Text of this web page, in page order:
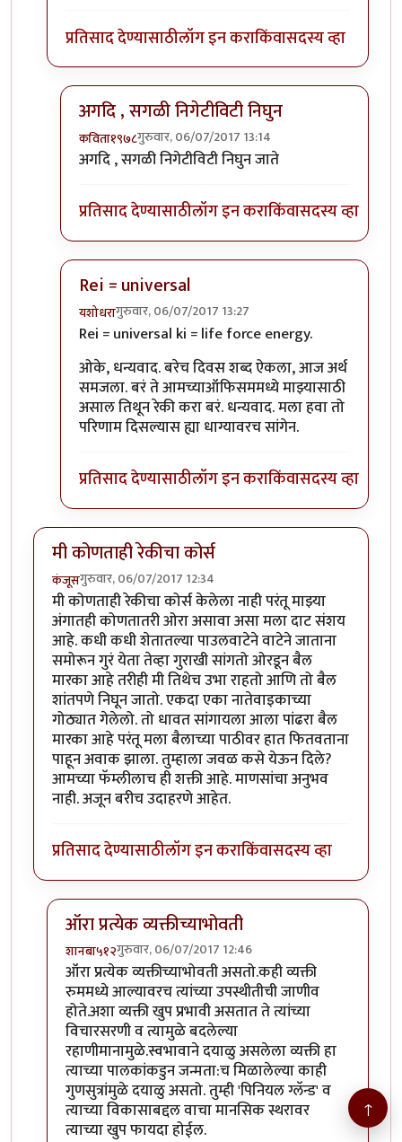
प्रतिसाद देण्यासाठीलॉग इन कराकिंवासदस्य व्हा
अगदि , सगळी निगेटीविटी निघुन
कविता१९७८गुरुवार, 06/07/2017 13:14
In reply toRei = universalbyशानबा५१२
अगदि , सगळी निगेटीविटी निघुन जाते
प्रतिसाद देण्यासाठीलॉग इन कराकिंवासदस्य व्हा
Rei = universal
यशोधरागुरुवार, 06/07/2017 13:27
In reply toRei = universalbyशानबा५१२
Rei = universal ki = life force energy.
ओके, धन्यवाद. बरेच दिवस शब्द ऐकला, आज अर्थ
समजला. बरं ते आमच्याऑफिसममध्ये माझ्यासाठी
असाल तिथून रेकी करा बरं. धन्यवाद. मला हवा तो
परिणाम दिसल्यास ह्या धाग्यावरच सांगेन.
प्रतिसाद देण्यासाठीलॉग इन कराकिंवासदस्य व्हा
मी कोणताही रेकीचा कोर्स
कंजूसगुरुवार, 06/07/2017 12:34
मी कोणताही रेकीचा कोर्स केलेला नाही परंतू माझ्या
अंगातही कोणतातरी ओरा असावा असा मला दाट संशय
आहे. कधी कधी शेतातल्या पाउलवाटेने वाटेने जाताना
समोरून गुरं येता तेव्हा गुराखी सांगतो ओरडून बैल
मारका आहे तरीही मी तिथेच उभा राहतो आणि तो बैल
शांतपणे निघून जातो. एकदा एका नातेवाइकाच्या
गोठ्यात गेलेलो. तो धावत सांगायला आला पांढरा बैल
मारका आहे परंतू मला बैलाच्या पाठीवर हात फितवताना
पाहून अवाक झाला. तुम्हाला जवळ कसे येऊन दिले?
आमच्या फॅम्लीलाच ही शक्ती आहे. माणसांचा अनुभव
नाही. अजून बरीच उदाहरणे आहेत.
प्रतिसाद देण्यासाठीलॉग इन कराकिंवासदस्य व्हा
ऑरा प्रत्येक व्यक्तीच्याभोवती
शानबा५१२गुरुवार, 06/07/2017 12:46
In reply toमी कोणताही रेकीचा कोर्सbyकंजूस
ऑरा प्रत्येक व्यक्तीच्याभोवती असतो.कही व्यक्ती
रुममध्ये आल्यावरच त्यांच्या उपस्थीतीची जाणीव
होते.अशा व्यक्ती खुप प्रभावी असतात ते त्यांच्या
विचारसरणी व त्यामुळे बदलेल्या
रहाणीमानामुळे.स्वभावाने दयाळु असलेला व्यक्ती हा
त्याच्या पालकांकडुन जन्मता:च मिळालेल्या काही
गुणसुत्रांमुळे दयाळु असतो. तुम्ही 'पिनियल ग्लॅन्ड' व
त्याच्या विकासाबद्दल वाचा मानसिक स्थरावर
त्याच्या खुप फायदा होईल.
↑